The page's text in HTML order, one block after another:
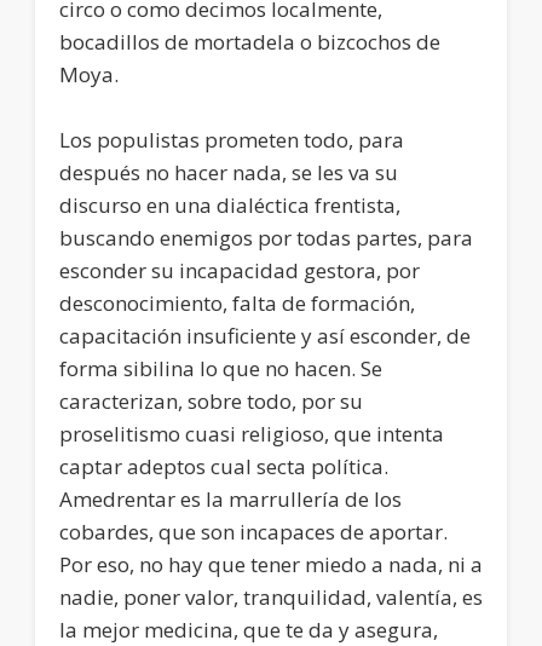
circo o como decimos localmente,
bocadillos de mortadela o bizcochos de
Moya.
Los populistas prometen todo, para
después no hacer nada, se les va su
discurso en una dialéctica frentista,
buscando enemigos por todas partes, para
esconder su incapacidad gestora, por
desconocimiento, falta de formación,
capacitación insuficiente y así esconder, de
forma sibilina lo que no hacen. Se
caracterizan, sobre todo, por su
proselitismo cuasi religioso, que intenta
captar adeptos cual secta política.
Amedrentar es la marrullería de los
cobardes, que son incapaces de aportar.
Por eso, no hay que tener miedo a nada, ni a
nadie, poner valor, tranquilidad, valentía, es
la mejor medicina, que te da y asegura,